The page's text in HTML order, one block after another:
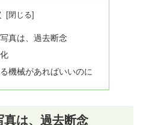
真は、過去断念
機械があればいいのに
真は、過去断念